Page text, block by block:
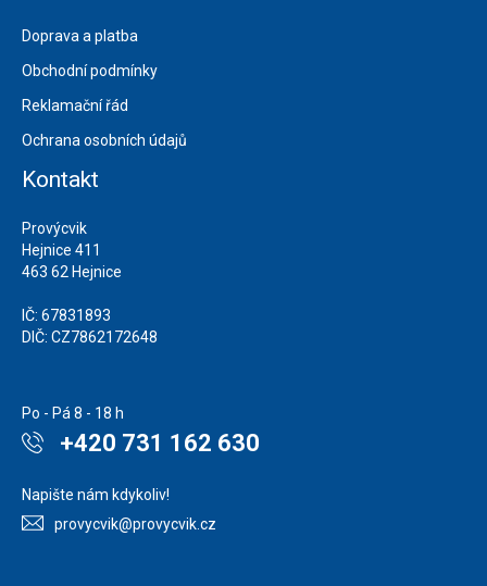
Doprava a platba
Obchodní podmínky
Reklamační řád
Ochrana osobních údajů
Kontakt
Provýcvik
Hejnice 411
463 62 Hejnice
IČ: 67831893
DIČ: CZ7862172648
Po - Pá 8 - 18 h
+420 731 162 630
Napište nám kdykoliv!
provycvik@provycvik.cz